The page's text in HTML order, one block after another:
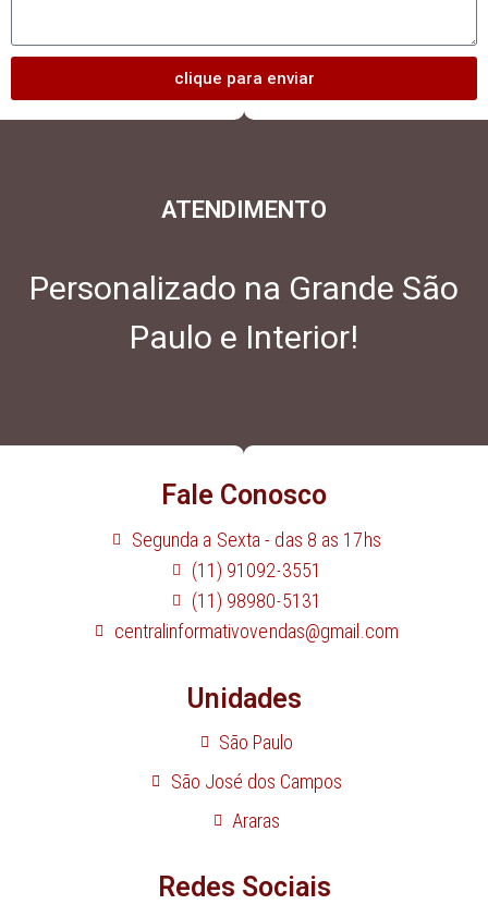
clique para enviar
ATENDIMENTO
Personalizado na Grande São
Paulo e Interior!
Fale Conosco
Segunda a Sexta - das 8 as 17hs
(11) 91092-3551
(11) 98980-5131
centralinformativovendas@gmail.com
Unidades
São Paulo
São José dos Campos
Araras
Redes Sociais